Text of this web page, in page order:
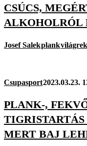
CSÚCS,
ALKOHOLRÓL
Josef Salekplank
Csupasport2023.03.23.
PLANK-,
MERT BAJ